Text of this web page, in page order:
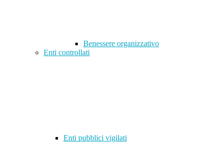
Benessere organizzativo
Enti controllati
Enti pubblici vigilati